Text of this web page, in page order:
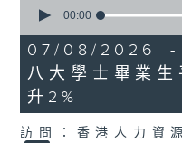
seconds
8
minutes,
25
seconds
00:00
07/08/2026 -
八大學士畢業
升2%
訪問：香港人力資